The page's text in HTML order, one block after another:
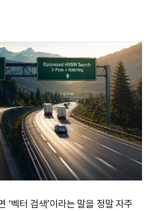
‘벡터 검색’이라는 말을 정말 자주